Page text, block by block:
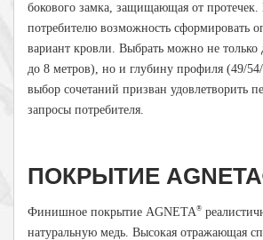
бокового замка, защищающая от
потребителю возможность сформировать
вариант кровли. Выбрать можно не только
до 8 метров), но и глубину профиля (49/
выбор сочетаний призван удовлетворить
запросы потребителя.
ПОКРЫТИЕ
Финишное покрытие AGNETA®
натуральную медь. Высокая отражающая